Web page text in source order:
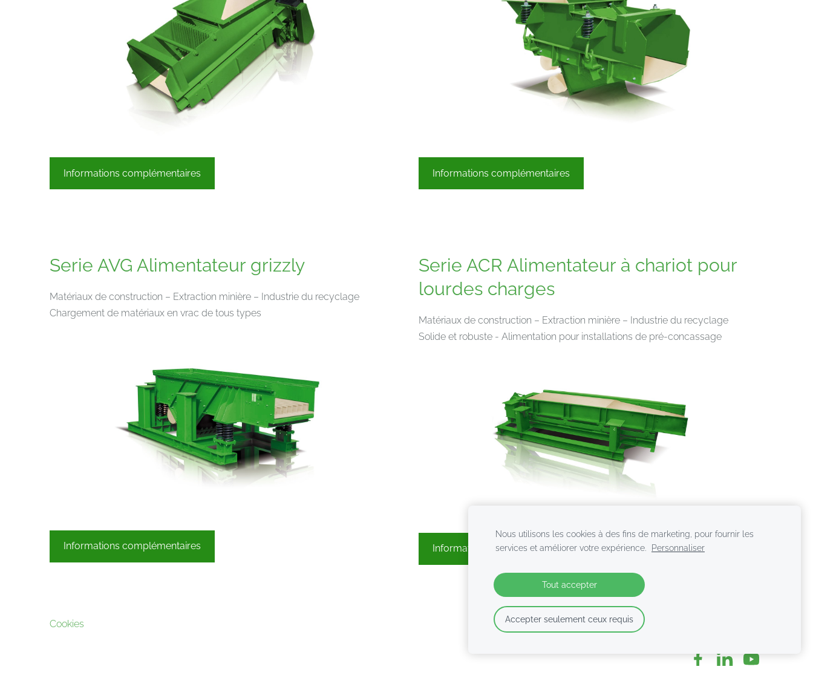
Informations complémentaires Informations complémentaires
Serie AVG Alimentateur grizzly
Matériaux de construction – Extraction minière – Industrie du recyclage
Chargement de matériaux en vrac de tous types
Informations complémentaires
Serie ACR Alimentateur à chariot pour
lourdes charges
Matériaux de construction – Extraction minière – Industrie du recyclage
Solide et robuste - Alimentation pour installations de pré-concassage
Informations complémentaires
Cookies
Nous utilisons les cookies à des fins de marketing, pour fournir les
services et améliorer votre expérience.
Personnaliser
Tout accepter
Accepter seulement ceux requis